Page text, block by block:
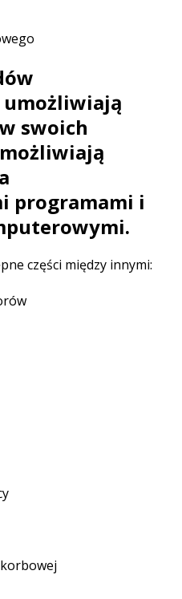
umożliwiają
swoich
programami i
części między innymi: